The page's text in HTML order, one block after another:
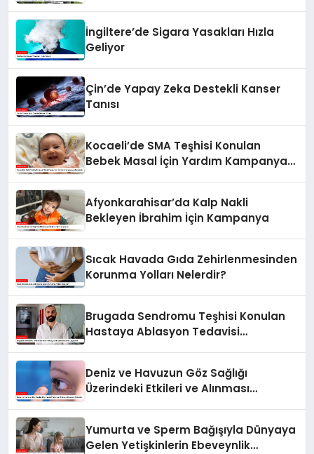
İngiltere’de Sigara Yasakları Hızla
Geliyor
Çin’de Yapay Zeka Destekli Kanser
Tanısı
Kocaeli’de SMA Teşhisi Konulan
Bebek Masal İçin Yardım Kampanyası
Afyonkarahisar’da Kalp Nakli
Bekleyen İbrahim İçin Kampanya
Sıcak Havada Gıda Zehirlenmesinden
Korunma Yolları Nelerdir?
Brugada Sendromu Teşhisi Konulan
Hastaya Ablasyon Tedavisi
Deniz ve Havuzun Göz Sağlığı
Üzerindeki Etkileri ve Alınması
Yumurta ve Sperm Bağışıyla Dünyaya
Gelen Yetişkinlerin Ebeveynlik